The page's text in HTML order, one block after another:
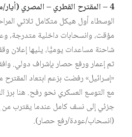
4 – المقترح القطري – المصري (أيار/مايو 2024)
شاحنة مساعدات يوميًّا، يليها إعلان
ثم إعمار ورفع حصار بإشراف دولي.
«إسرائيل» رفضت بزعم ابتعاد المقترح
مع التوسع العسكري نحو رفح. هنا برز
جزئي إلى نسف كامل عندما يقترب من
(انسحاب/عودة/رفع حصار).